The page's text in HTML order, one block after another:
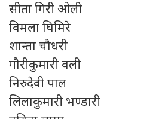
सीता गिरी ओली
विमला घिमिरे
शान्ता चौधरी
गौरीकुमारी वली
निरुदेवी पाल
लिलाकुमारी भण्डारी